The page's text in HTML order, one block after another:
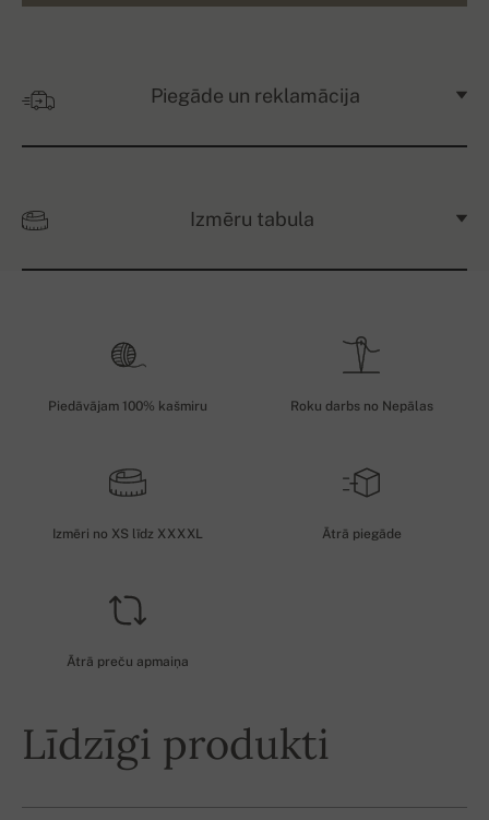
Piegāde un reklamācija
Izmēru tabula
Piedāvājam 100% kašmiru Roku darbs no Nepālas
Izmēri no XS līdz XXXXL Ātrā piegāde
Ātrā preču apmaiņa
Līdzīgi produkti